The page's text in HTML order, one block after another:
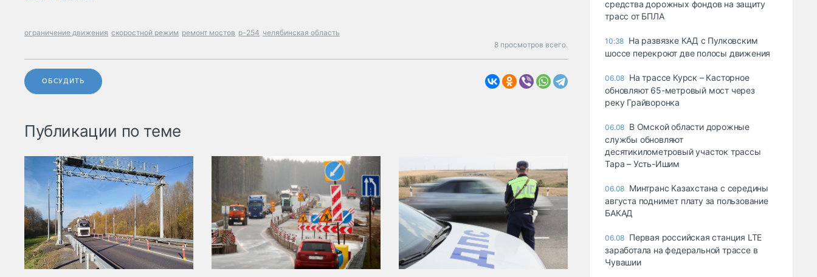
ограничение движения скоростной режим ремонт мостов р-254 челябинская область
8 просмотров всего.
ОБСУДИТЬ
Публикации по теме
средства дорожных фондов на защиту
трасс от БПЛА
10:38 На развязке КАД с Пулковским
шоссе перекроют две полосы движения
06.08 На трассе Курск – Касторное
обновляют 65-метровый мост через
реку Грайворонка
06.08 В Омской области дорожные
службы обновляют
десятикилометровый участок трассы
Тара – Усть-Ишим
06.08 Минтранс Казахстана с середины
августа поднимет плату за пользование
БАКАД
06.08 Первая российская станция LTE
заработала на федеральной трассе в
Чувашии